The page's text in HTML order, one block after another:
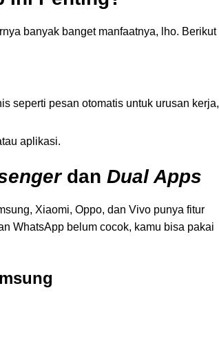
banyak banget manfaatnya, lho. Berikut
seperti pesan otomatis untuk urusan kerja,
aplikasi.
dan Dual Apps
Xiaomi, Oppo, dan Vivo punya fitur
WhatsApp belum cocok, kamu bisa pakai